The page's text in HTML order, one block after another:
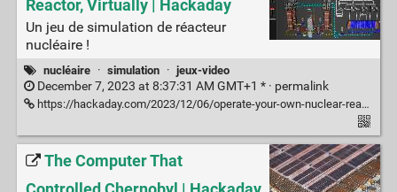
Reactor, Virtually | Hackaday
Un jeu de simulation de réacteur
nucléaire !
nucléaire · simulation · jeux-video
December 7, 2023 at 8:37:31 AM GMT+1 * · permalink
https://hackaday.com/2023/12/06/operate-your-own-nuclear-reactor-virtually/
The Computer That